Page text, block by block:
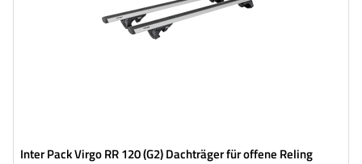
Inter Pack Virgo RR 120 (G2) Dachträger für offene Reling